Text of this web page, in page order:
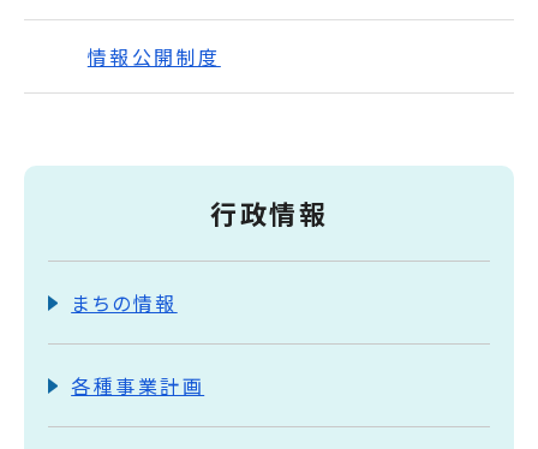
情報公開制度
行政情報
まちの情報
各種事業計画